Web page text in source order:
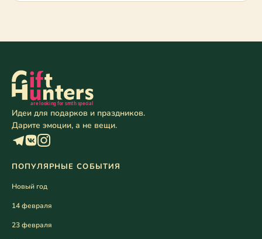
Идеи для подарков и праздников.
Дарите эмоции, а не вещи.
ПОПУЛЯРНЫЕ СОБЫТИЯ
Новый год
14 февраля
23 февраля